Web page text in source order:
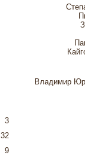
Владимир
3
32
9